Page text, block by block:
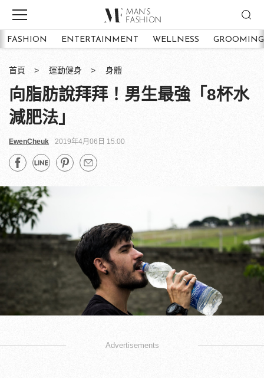
FASHION ENTERTAINMENT WELLNESS GROOMING
首頁 運動健身 身體
向脂肪說拜拜！男生最強「8杯水
減肥法」
EwenCheuk 2019年4月06日 15:00
Advertisements